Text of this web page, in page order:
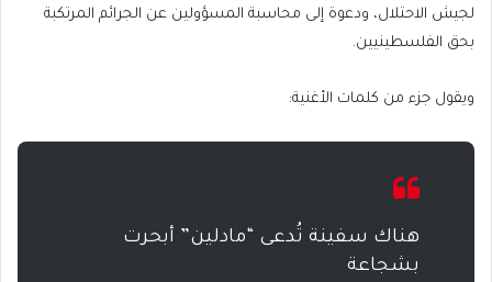
لجيش الاحتلال، ودعوة إلى محاسبة المسؤولين عن الجرائم المرتكبة
بحق الفلسطينيين.
ويقول جزء من كلمات الأغنية:
هناك سفينة تُدعى “مادلين” أبحرت
بشجاعة